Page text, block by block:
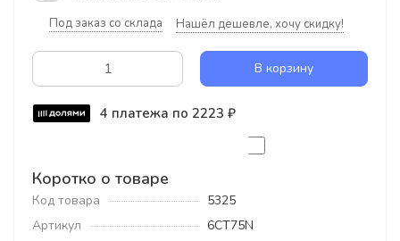
Под заказ со склада Нашёл дешевле, хочу скидку!
В корзину
4 платежа по 2223 ₽
Коротко о товаре
Код товара
5325
Артикул
6СТ75N